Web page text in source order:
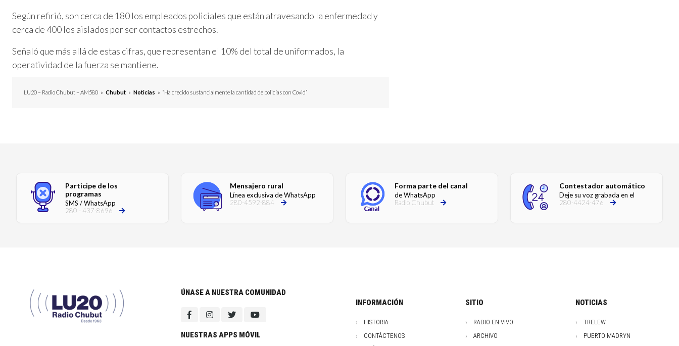
Según refirió, son cerca de 180 los empleados policiales que están atravesando la enfermedad y
cerca de 400 los aislados por ser contactos estrechos.
Señaló que más allá de estas cifras, que representan el 10% del total de uniformados, la
operatividad de la fuerza se mantiene.
LU20 – Radio Chubut – AM580 » Chubut » Noticias » “Ha crecido sustancialmente la cantidad de policías con Covid”
Participe de los
programas
SMS / WhatsApp
280 - 437-8696
Mensajero rural
Línea exclusiva de WhatsApp
280-4592-884
Forma parte del canal
de WhatsApp
Radio Chubut
Contestador automático
Deje su voz grabada en el
280-4424-476
ÚNASE A NUESTRA COMUNIDAD
NUESTRAS APPS MÓVIL
INFORMACIÓN
HISTORIA
CONTÁCTENOS
SITIO
RADIO EN VIVO
ARCHIVO
NOTICIAS
TRELEW
PUERTO MADRYN